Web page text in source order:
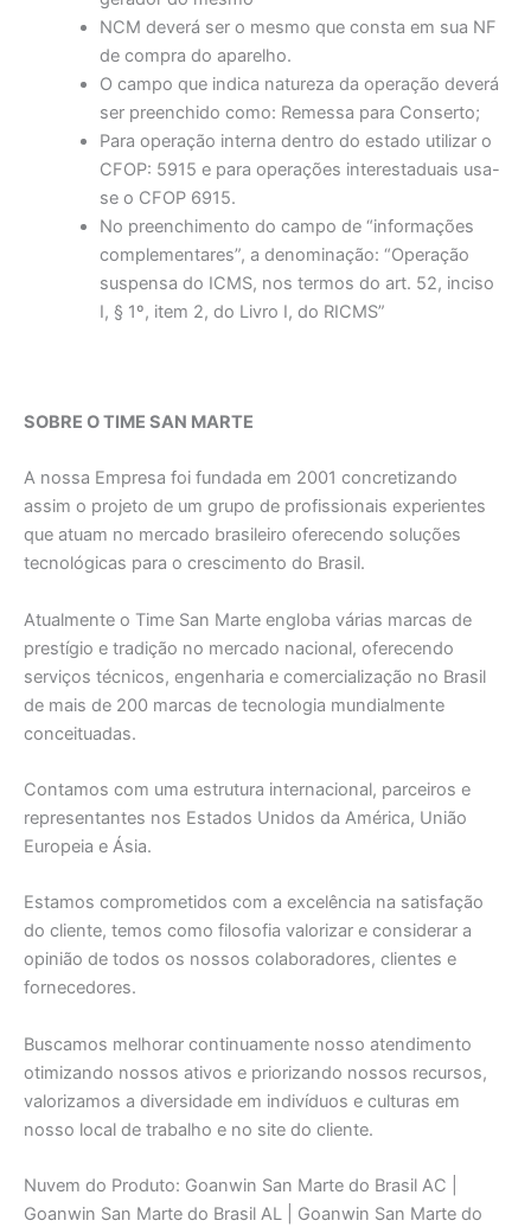
NCM deverá ser o mesmo que consta em sua NF
de compra do aparelho.
O campo que indica natureza da operação deverá
ser preenchido como: Remessa para Conserto;
Para operação interna dentro do estado utilizar o
CFOP: 5915 e para operações interestaduais usa-
se o CFOP 6915.
No preenchimento do campo de “informações
complementares”, a denominação: “Operação
suspensa do ICMS, nos termos do art. 52, inciso
I, § 1º, item 2, do Livro I, do RICMS”
SOBRE O TIME SAN MARTE
A nossa Empresa foi fundada em 2001 concretizando
assim o projeto de um grupo de profissionais experientes
que atuam no mercado brasileiro oferecendo soluções
tecnológicas para o crescimento do Brasil.
Atualmente o Time San Marte engloba várias marcas de
prestígio e tradição no mercado nacional, oferecendo
serviços técnicos, engenharia e comercialização no Brasil
de mais de 200 marcas de tecnologia mundialmente
conceituadas.
Contamos com uma estrutura internacional, parceiros e
representantes nos Estados Unidos da América, União
Europeia e Ásia.
Estamos comprometidos com a excelência na satisfação
do cliente, temos como filosofia valorizar e considerar a
opinião de todos os nossos colaboradores, clientes e
fornecedores.
Buscamos melhorar continuamente nosso atendimento
otimizando nossos ativos e priorizando nossos recursos,
valorizamos a diversidade em indivíduos e culturas em
nosso local de trabalho e no site do cliente.
Nuvem do Produto: Goanwin San Marte do Brasil AC |
Goanwin San Marte do Brasil AL | Goanwin San Marte do